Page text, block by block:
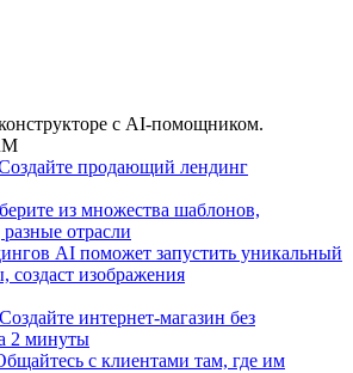
с AI-помощником.
продающий лендинг
из множества шаблонов,
отрасли
AI поможет запустить уникальный
создаст изображения
Создайте интернет-магазин без
2 минуты
с клиентами там, где им